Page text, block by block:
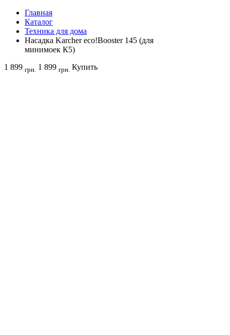
Главная
Каталог
Техника для дома
Насадка Karcher eco!Booster 145 (для
минимоек К5)
1 899 грн. 1 899 грн. Купить